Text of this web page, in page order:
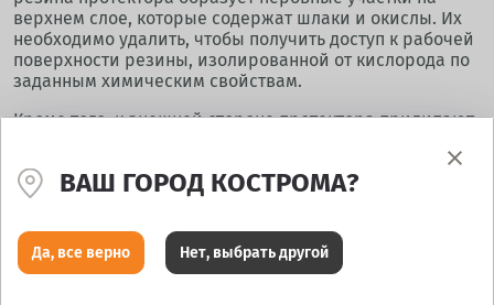
верхнем слое, которые содержат шлаки и окислы. Их
необходимо удалить, чтобы получить доступ к рабочей
поверхности резины, изолированной от кислорода по
заданным химическим свойствам.
Кроме того, к внешней стороне протектора прилипают
защитный слой, который предотвращает загрязнение
капиллярных каналов и деформацию шин при
хранении на складах. Однако при движении эта смазка
сцепные свойства, поэтому её необходимо удалять.
ВАШ ГОРОД КОСТРОМА?
Да, все верно Нет, выбрать другой